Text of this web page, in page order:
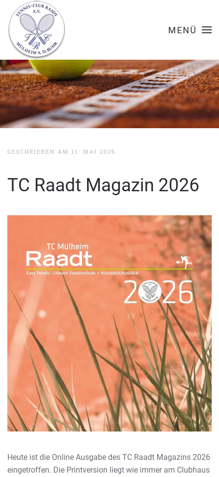
MENÜ
GESCHRIEBEN AM 11. MAI 2026 .
TC Raadt Magazin 2026
Heute ist die Online Ausgabe des TC Raadt Magazins 2026
eingetroffen. Die Printversion liegt wie immer am Clubhaus